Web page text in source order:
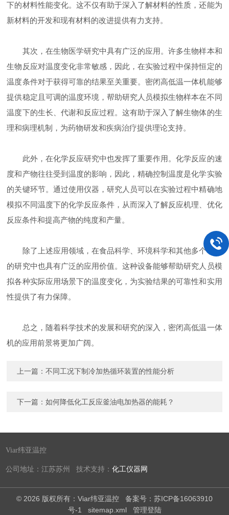
下的材料性能变化。这不仅有助于深入了解材料的性质，还能为
新材料的开发和现有材料的改进提供有力支持。
其次，在生物医学研究中具有广泛的应用。许多生物样本和
生物反应对温度变化非常敏感，因此，在实验过程中保持恒定的
温度条件对于获得可靠的结果至关重要。密闭高低温一体机能够
提供稳定且可调的温度环境，帮助研究人员模拟生物样本在不同
温度下的生长、代谢和反应过程。这有助于深入了解生物体的生
理和病理机制，为药物研发和疾病治疗提供理论支持。
此外，在化学反应研究中也发挥了重要作用。化学反应的速
度和产物往往受到温度的影响，因此，精确控制温度是化学实验
的关键环节。通过使用仪器，研究人员可以在实验过程中精确地
模拟不同温度下的化学反应条件，从而深入了解反应机理、优化
反应条件和提高产物的纯度和产量。
除了上述应用领域，在食品科学、环境科学和其他多个学科
的研究中也具有广泛的应用价值。这种设备能够帮助研究人员模
拟各种实际应用场景下的温度变化，为实验结果的可靠性和实用
性提供了有力保障。
总之，随着科学技术的发展和研究的深入，密闭高低温一体
机的应用前景将更加广阔。
上一篇：不同工况下制冷加热循环装置的性能分析
下一篇：如何降低化工反应釜油电加热器的能耗？
Viar纬亚温控
公司地址：江苏苏州 技术支持：化工仪器网
© 2026 版权所有：Viar纬亚温控 备案号：苏ICP备16063910
号-1
sitemap.xml 管理登陆